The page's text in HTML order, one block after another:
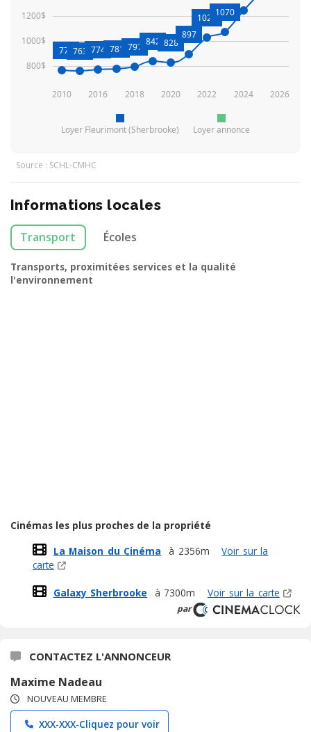
Loyer Fleurimont (Sherbrooke) Loyer annonce
2010 2016 2018 2020 2022 2024 2026
800$
1000$
1200$
771763 774 781 797 842 828
897
1028 1070
Source : SCHL-CMHC
Informations locales
Transport Écoles
Transports, proximitées services et la qualité
l'environnement
Cinémas les plus proches de la propriété
La Maison du Cinéma
à 2356m
Voir sur la
carte
Galaxy Sherbrooke à 7300m Voir sur la carte
par
CONTACTEZ L'ANNONCEUR
Maxime Nadeau
NOUVEAU MEMBRE
XXX-XXX-Cliquez pour voir